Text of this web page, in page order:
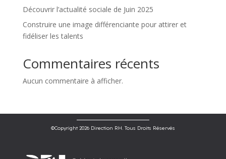
Découvrir l’actualité sociale de Juin 2025
Construire une image différenciante pour attirer et
fidéliser les talents
Commentaires récents
Aucun commentaire à afficher.
©Copyright 2026 Direction RH. Tous Droits Réservés